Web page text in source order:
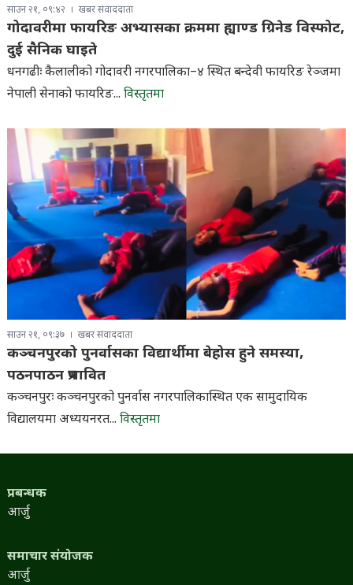
साउन २१, ०९:४२ खबर संवाददाता
गोदावरीमा फायरिङ अभ्यासका क्रममा ह्याण्ड ग्रिनेड विस्फोट,
दुई सैनिक घाइते
धनगढीः कैलालीको गोदावरी नगरपालिका–४ स्थित बन्देवी फायरिङ रेञ्जमा
नेपाली सेनाको फायरिङ... विस्तृतमा
साउन २१, ०९:३७ खबर संवाददाता
कञ्चनपुरको पुनर्वासका विद्यार्थीमा बेहोस हुने समस्या,
पठनपाठन प्रभावित
कञ्चनपुरः कञ्चनपुरको पुनर्वास नगरपालिकास्थित एक सामुदायिक
विद्यालयमा अध्ययनरत... विस्तृतमा
प्रबन्धक
आर्जु
समाचार संयोजक
आर्जु